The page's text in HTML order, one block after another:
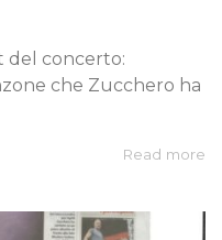
del concerto:
che Zucchero ha
Read more